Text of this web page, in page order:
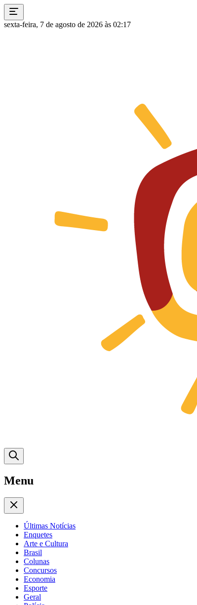
sexta-feira, 7 de agosto de 2026 às 02:17
Menu
Últimas Notícias
Enquetes
Arte e Cultura
Brasil
Colunas
Concursos
Economia
Esporte
Geral